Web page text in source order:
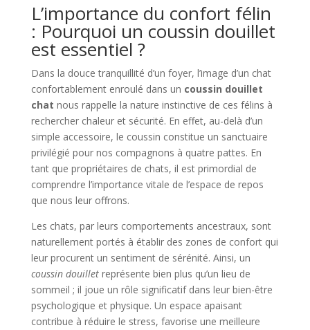
L’importance du confort félin
: Pourquoi un coussin douillet
est essentiel ?
Dans la douce tranquillité d’un foyer, l’image d’un chat
confortablement enroulé dans un coussin douillet
chat nous rappelle la nature instinctive de ces félins à
rechercher chaleur et sécurité. En effet, au-delà d’un
simple accessoire, le coussin constitue un sanctuaire
privilégié pour nos compagnons à quatre pattes. En
tant que propriétaires de chats, il est primordial de
comprendre l’importance vitale de l’espace de repos
que nous leur offrons.
Les chats, par leurs comportements ancestraux, sont
naturellement portés à établir des zones de confort qui
leur procurent un sentiment de sérénité. Ainsi, un
coussin douilletreprésente bien plus qu’un lieu de
sommeil ; il joue un rôle significatif dans leur bien-être
psychologique et physique. Un espace apaisant
contribue à réduire le stress, favorise une meilleure